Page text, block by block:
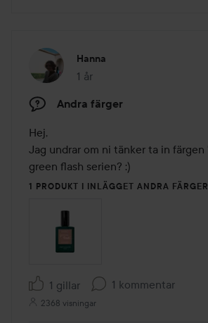
Hanna
1 år
Inlägget skapades 1 år
Andra färger
Hej,
Jag undrar om ni tänker ta in
green flash serien? :)
1 PRODUKT I INLÄGGET ANDRA FÄRGER
1 gillar 1 kommentar
2368 visningar